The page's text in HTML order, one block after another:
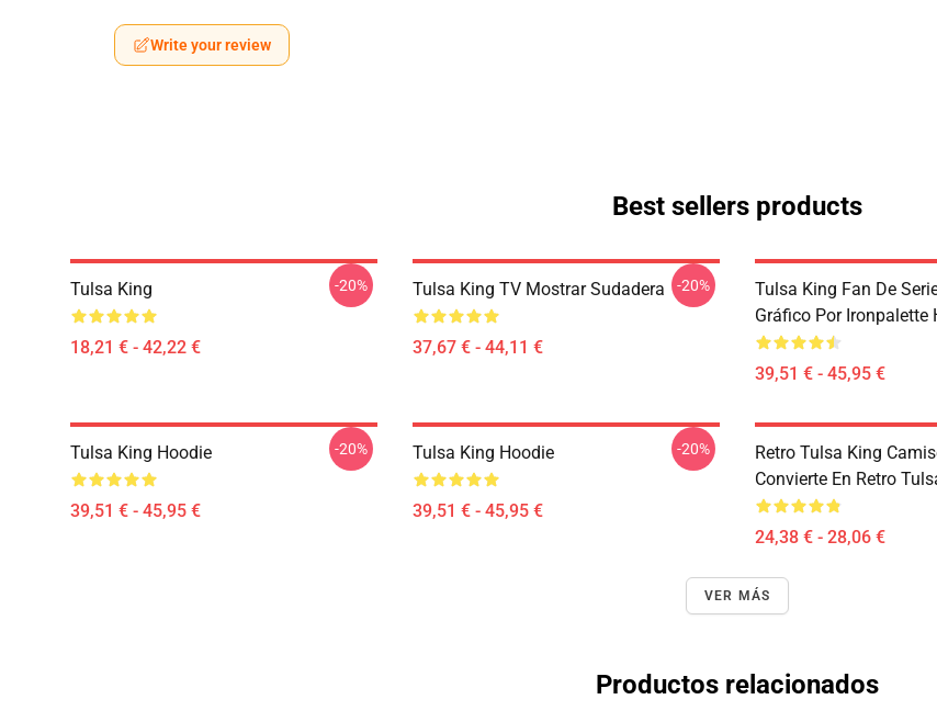
Write your review
Best sellers products
Tulsa King
18,21 € - 42,22 €
-20% Tulsa King TV Mostrar Sudadera
37,67 € - 44,11 €
-20%
Tulsa King Fan De
Gráfico Por Ironpalette
39,51 € - 45,95 €
Tulsa King Hoodie
39,51 € - 45,95 €
-20% Tulsa King Hoodie
39,51 € - 45,95 €
-20%
Retro Tulsa King
Convierte En Retro
24,38 € - 28,06 €
VER MÁS
Productos relacionados